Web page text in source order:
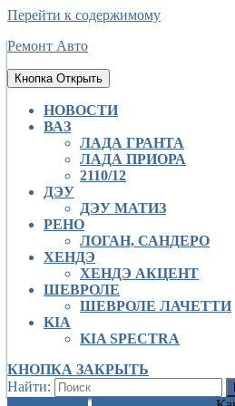
Перейти к содержимому
Ремонт Авто
Кнопка Открыть
НОВОСТИ
ВАЗ
ЛАДА ГРАНТА
ЛАДА ПРИОРА
2110/12
ДЭУ
ДЭУ МАТИЗ
РЕНО
ЛОГАН, САНДЕРО
ХЕНДЭ
ХЕНДЭ АКЦЕНТ
ШЕВРОЛЕ
ШЕВРОЛЕ ЛАЧЕТТИ
KIA
KIA SPECTRA
КНОПКА ЗАКРЫТЬ
Найти: